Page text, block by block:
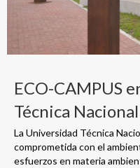
ECO-CAMPUS
Técnica
La Universidad Técnica
comprometida con el
esfuerzos en materia